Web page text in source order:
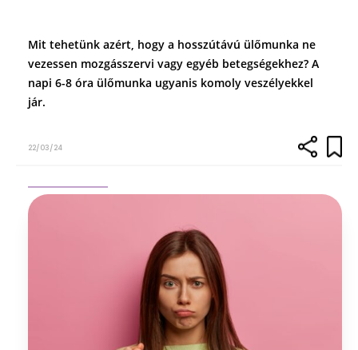
Mit tehetünk azért, hogy a hosszútávú ülőmunka ne
vezessen mozgásszervi vagy egyéb betegségekhez? A
napi 6-8 óra ülőmunka ugyanis komoly veszélyekkel
jár.
22/03/24